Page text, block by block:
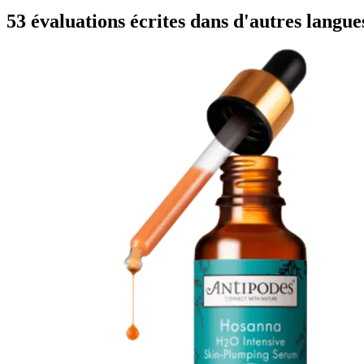
53 évaluations écrites dans d'autres